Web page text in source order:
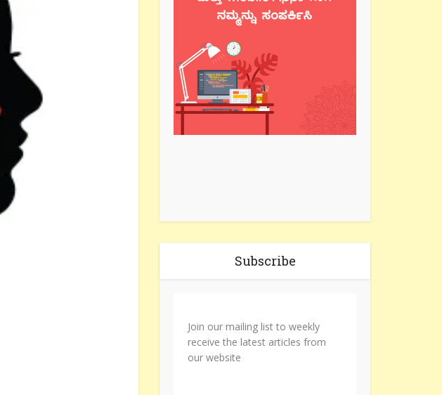
Subscribe
Join our mailing list to weekly
receive the latest articles from
our website